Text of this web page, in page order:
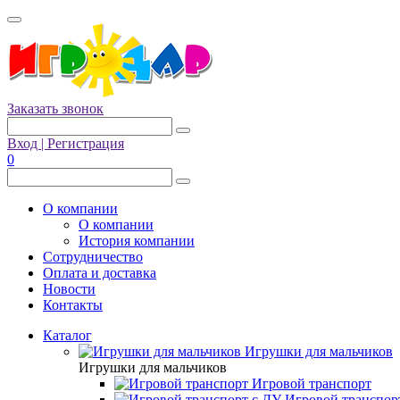
Заказать звонок
Вход | Регистрация
0
О компании
О компании
История компании
Сотрудничество
Оплата и доставка
Новости
Контакты
Каталог
Игрушки для мальчиков
Игрушки для мальчиков
Игровой транспорт